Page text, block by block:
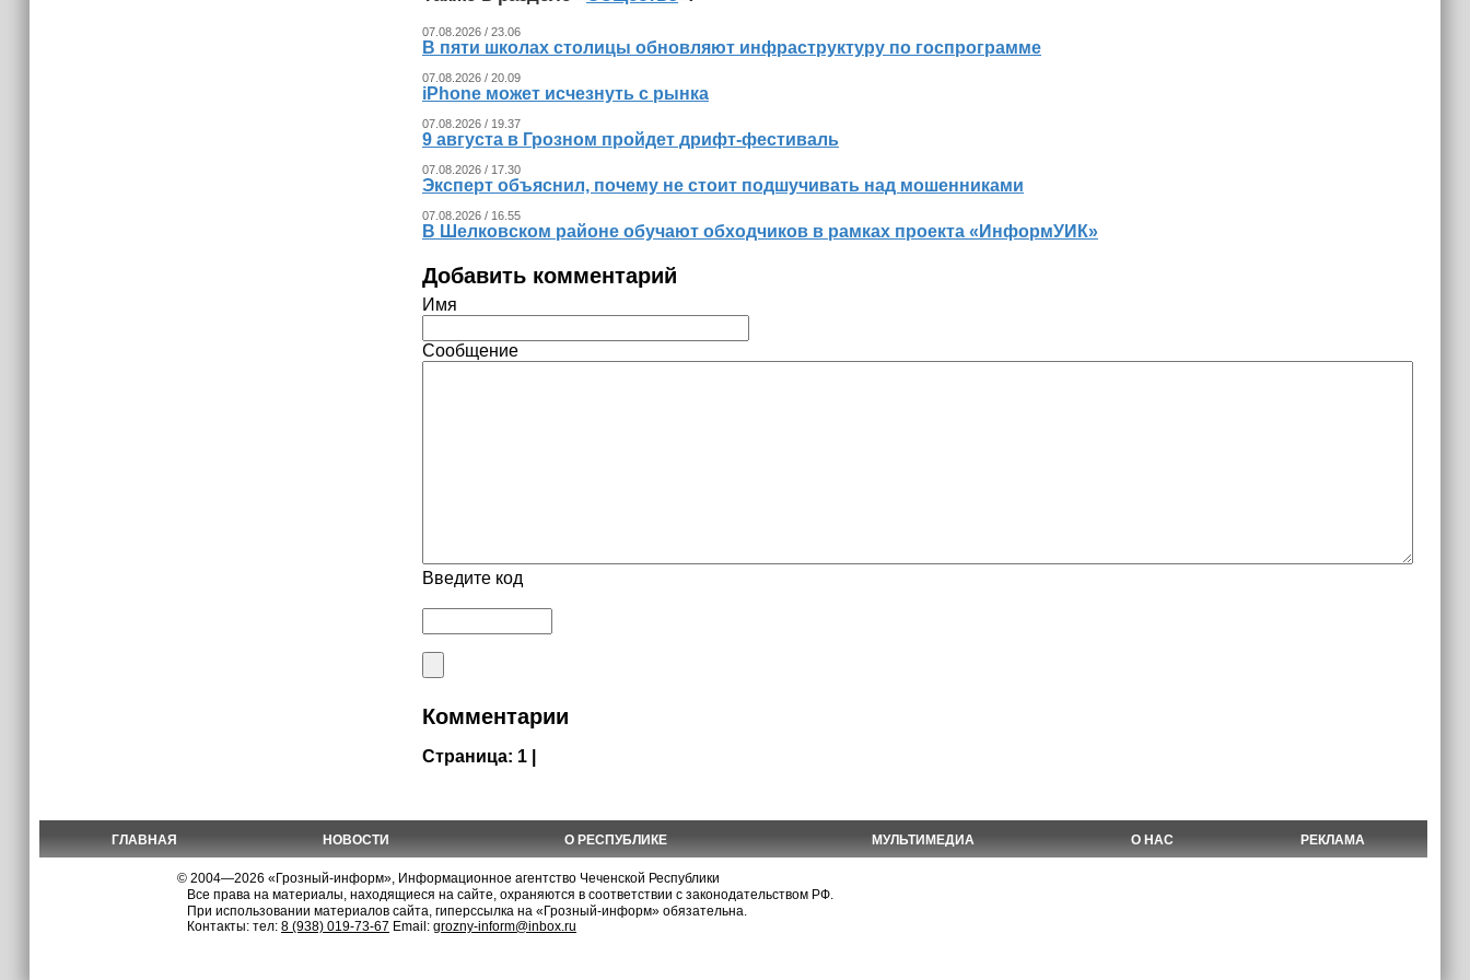
07.08.2026 / 23.06
В пяти школах столицы обновляют инфраструктуру по госпрограмме
07.08.2026 / 20.09
iPhone может исчезнуть с рынка
07.08.2026 / 19.37
9 августа в Грозном пройдет дрифт-фестиваль
07.08.2026 / 17.30
Эксперт объяснил, почему не стоит подшучивать над мошенниками
07.08.2026 / 16.55
В Шелковском районе обучают обходчиков в рамках проекта «ИнформУИК»
Добавить комментарий
Имя
Сообщение
Введите код
Комментарии
Страница: 1 |
ГЛАВНАЯ НОВОСТИ О РЕСПУБЛИКЕ МУЛЬТИМЕДИА О НАС РЕКЛАМА
© 2004—2026 «Грозный-информ», Информационное агентство Чеченской Республики
Все права на материалы, находящиеся на сайте, охраняются в соответствии с законодательством РФ.
При использовании материалов сайта, гиперссылка на «Грозный-информ» обязательна.
Контакты: тел: 8 (938) 019-73-67 Email: grozny-inform@inbox.ru